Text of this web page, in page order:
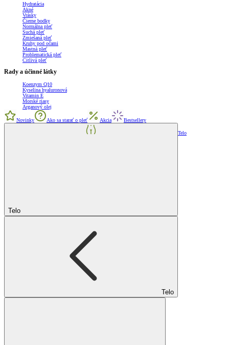
Hydratácia
Akné
Vrásky
Čierne bodky
Normálna pleť
Suchá pleť
Zmiešaná pleť
Kruhy pod očami
Mastná pleť
Problematická pleť
Citlivá pleť
Rady a účinné látky
Koenzym Q10
Kyselina hyaluronová
Vitamin E
Morské riasy
Arganový olej
Novinky Ako sa starať o pleť Akcia Bestsellery
Telo
Telo
Telo